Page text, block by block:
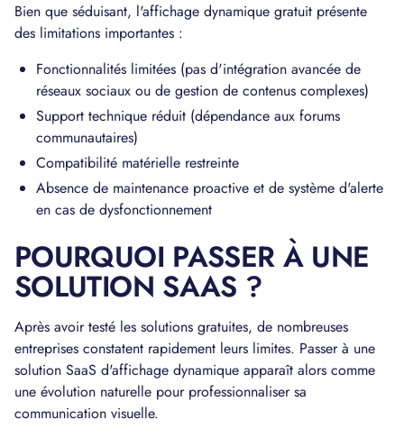
Bien que séduisant, l'affichage dynamique gratuit présente
des limitations importantes :
Fonctionnalités limitées (pas d'intégration avancée de
réseaux sociaux ou de gestion de contenus complexes)
Support technique réduit (dépendance aux forums
communautaires)
Compatibilité matérielle restreinte
Absence de maintenance proactive et de système d'alerte
en cas de dysfonctionnement
POURQUOI PASSER À UNE
SOLUTION SAAS ?
Après avoir testé les solutions gratuites, de nombreuses
entreprises constatent rapidement leurs limites. Passer à une
solution SaaS d'affichage dynamique apparaît alors comme
une évolution naturelle pour professionnaliser sa
communication visuelle.